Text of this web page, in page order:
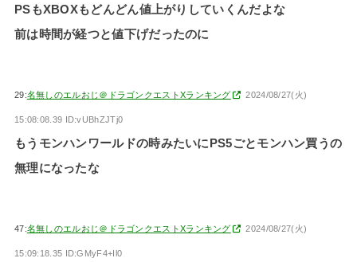
PSもXBOXもどんどん値上がりしていくんだよな
前は時間が経つと値下げだったのに
29:名無しのエルおじ＠ドラゴンクエストXランキング 2024/08/27(火)
15:08:08.39 ID:vUBhZJTj0
もうモンハンワールドの時みたいにPS5ごとモンハン買うの
無理になったな
47:名無しのエルおじ＠ドラゴンクエストXランキング 2024/08/27(火)
15:09:18.35 ID:GMyF4+Il0